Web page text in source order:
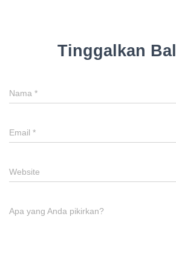
Tinggalkan
Nama *
Email *
Website
Apa yang Anda pikirkan?